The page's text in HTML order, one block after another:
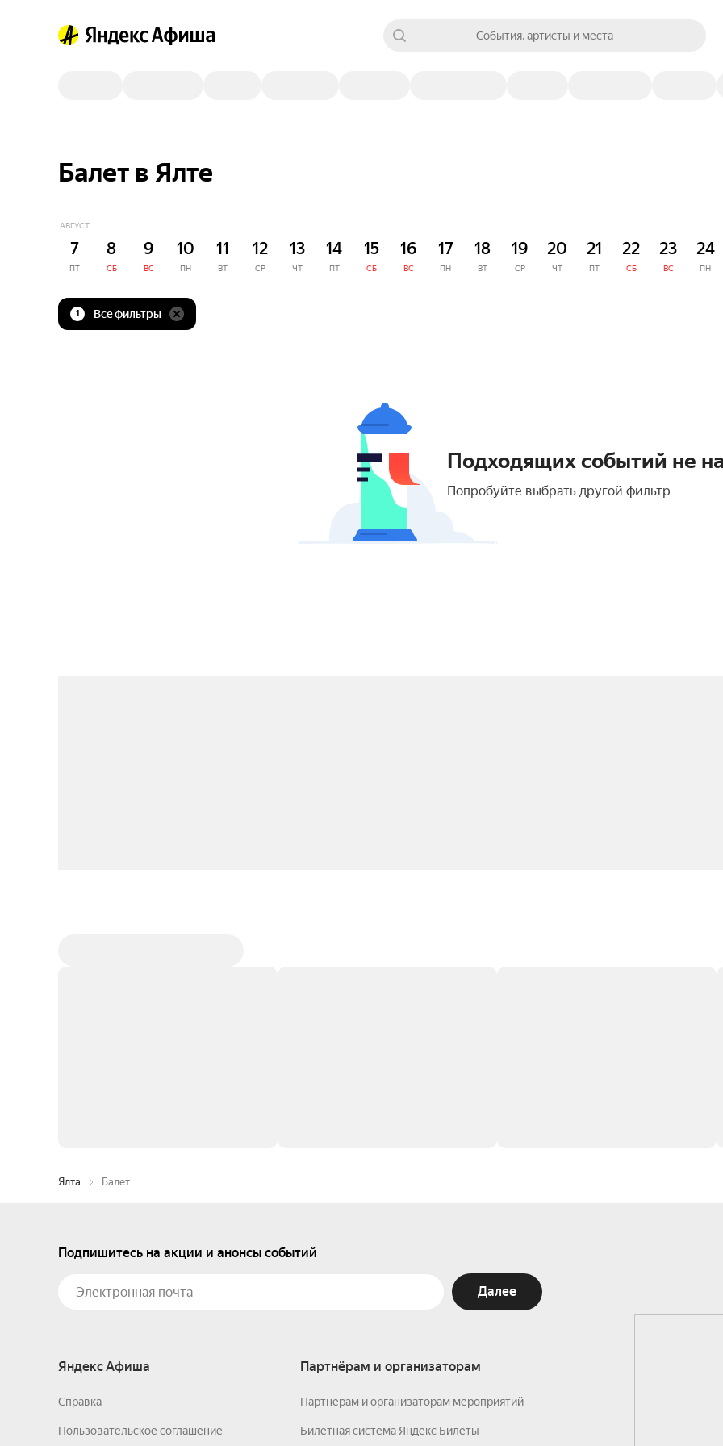
События, артисты и места
Балет в Ялте
АВГУСТ
7
ПТ
8
СБ
9
ВС
10
ПН
11
ВТ
12
СР
13
ЧТ
14
ПТ
15
СБ
16
ВС
17
ПН
18
ВТ
19
СР
20
ЧТ
21
ПТ
22
СБ
23
ВС
24
ПН
1 Все фильтры
Подходящих событий не
Попробуйте выбрать другой фильтр
Ялта Балет
Подпишитесь на акции и анонсы событий
Далее
Яндекс Афиша
Справка
Пользовательское соглашение
Партнёрам и организаторам
Партнёрам и организаторам мероприятий
Билетная система Яндекс Билеты